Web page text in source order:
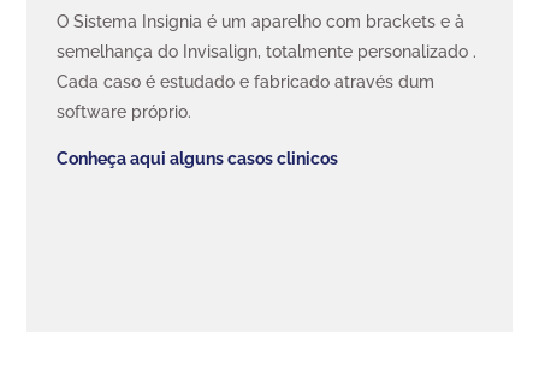
O Sistema Insignia é um aparelho com brackets e à
semelhança do Invisalign, totalmente personalizado .
Cada caso é estudado e fabricado através dum
software próprio.
Conheça aqui alguns casos clinicos